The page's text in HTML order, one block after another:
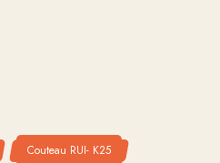
Couteau RUI- K25